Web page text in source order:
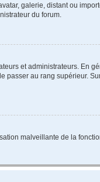
galerie, distant ou
du forum.
et administrateurs. En
passer au rang supérieur.
malveillante de la